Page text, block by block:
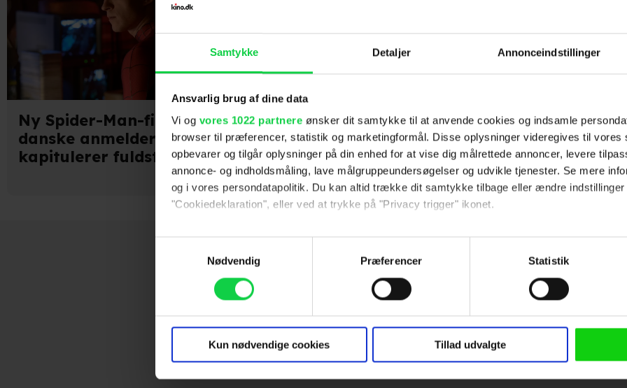
Samtykke Detaljer Annonceindstillinger
Ansvarlig brug af dine data
Vi og vores 1022 partnere ønsker dit samtykke til at anvende cookies og indsamle
browser til præferencer, statistik og marketingformål. Disse oplysninger videregives til vores
opbevarer og tilgår oplysninger på din enhed for at vise dig målrettede annoncer, levere
annonce- og indholdsmåling, lave målgruppeundersøgelser og udvikle tjenester. Se mere
og i vores persondatapolitik. Du kan altid trække dit samtykke tilbage eller ændre
"Cookiedeklaration", eller ved at trykke på "Privacy trigger" ikonet.
Hvis du tillader det, vil vi også gerne:
Indsamle præcise oplysninger om din placering, der kan være nøjagtig inden for få
Dine valg anvendes på hele websitet.
Vi ønsker dit samtykke til at anvende cookies og indsamle persondata om IP-adresse, ID
marketingformål. Disse oplysninger videregives til vores samarbejdspartnere, der opbevarer
enhed for at vise dig målrettede annoncer, levere tilpasset indhold, foretage annonce- og
produktudvikling og opnå målgruppeindsigt. Se mere information under indstillinger og i
Nødvendig
Præferencer Statistik
Kun nødvendige cookies Tillad udvalgte
Ny Spider-Man-film imponerer
danske anmeldere: "Jeg
kapitulerer fuldstændig"
Dansk stjerne slås mod Oscar-
vinder i første trailer til
stjernespækket Hollywood-film
Hold dig opdateret
Send
Ved tilmelding accepterer jeg
samtidig Kino.dks
Markedsføringssamtykke